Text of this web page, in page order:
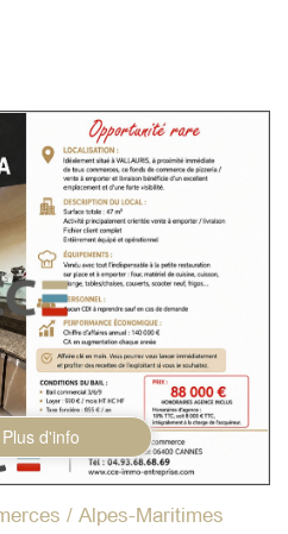
Plus d'info
/ Alpes-Maritimes